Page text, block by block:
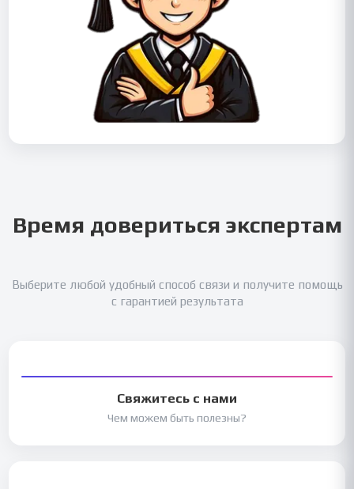
Время довериться экспертам
Выберите любой удобный способ связи и получите помощь
с гарантией результата
Свяжитесь с нами
Чем можем быть полезны?